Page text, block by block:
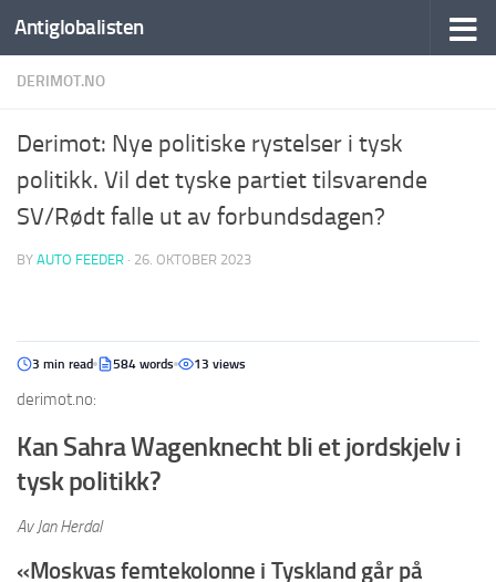
Antiglobalisten
DERIMOT.NO
Derimot: Nye politiske rystelser i tysk
politikk. Vil det tyske partiet tilsvarende
SV/Rødt falle ut av forbundsdagen?
BY AUTO FEEDER · 26. OKTOBER 2023
3 min read 584 words 13 views
derimot.no:
Kan Sahra Wagenknecht bli et jordskjelv i
tysk politikk?
Av Jan Herdal
«Moskvas femtekolonne i Tyskland går på